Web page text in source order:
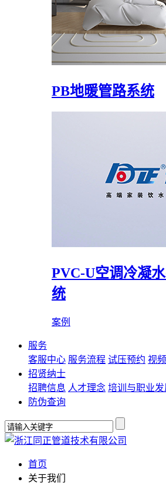
PB地暖管路系统
PVC-U空调冷凝
统
案例
服务
客服中心 服务流程 试压预约 视
招贤纳士
招聘信息 人才理念 培训与职业发
防伪查询
首页
关于我们